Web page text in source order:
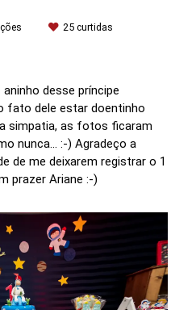
25curtidas
desse príncipe
fato dele estar doentinho
simpatia, as fotos ficaram
nunca... :-) Agradeço a
de me deixarem registrar o 1
prazer Ariane :-)